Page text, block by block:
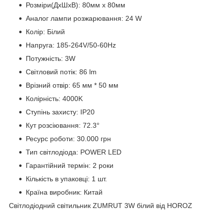
Розміри(ДхШхВ): 80мм x 80мм
Аналог лампи розжарювання: 24 W
Колір: Білий
Напруга: 185-264V/50-60Hz
Потужність: 3W
Світловий потік: 86 lm
Врізний отвір: 65 мм * 50 мм
Колірність: 4000K
Ступінь захисту: IP20
Кут розсіювання: 72.3°
Ресурс роботи: 30.000 грн
Тип світлодіода: POWER LED
Гарантійний термін: 2 роки
Кількість в упаковці: 1 шт.
Країна виробник: Китай
Світлодіодний світильник ZUMRUT 3W білий від HOROZ